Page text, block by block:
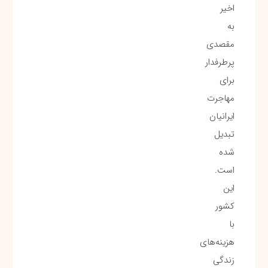
اخیر
به
مقصدی
پرطرفدار
برای
مهاجرت
ایرانیان
تبدیل
شده
است.
این
کشور
با
هزینه‌های
زندگی